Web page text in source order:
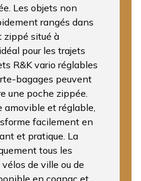
Les objets non
rangés dans
zippé situé à
pour les trajets
R&K vario réglables
bagages peuvent
une poche zippée.
amovible et réglable,
facilement en
et pratique. La
tous les
vélos de ville ou de
en cognac et